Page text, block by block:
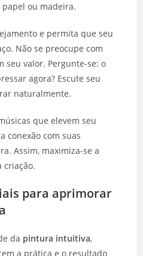
papel ou madeira.
e permita que seu
Não se preocupe com
seu valor. Pergunte-se: o
agora? Escute seu
naturalmente.
que elevem seu
conexão com suas
Assim, maximiza-se a
criação.
para aprimorar
da pintura intuitiva,
a prática e o resultado